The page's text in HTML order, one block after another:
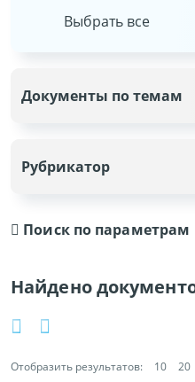
Поиск по параметрам
Найдено
Отобразить результатов: 10 20
Выбрать все
Документы по темам
Рубрикатор